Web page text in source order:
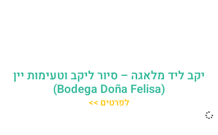
יקב ליד מלאגה – סיור ליקב וטעימות יין
(Bodega Doña Felisa)
לפרטים >>